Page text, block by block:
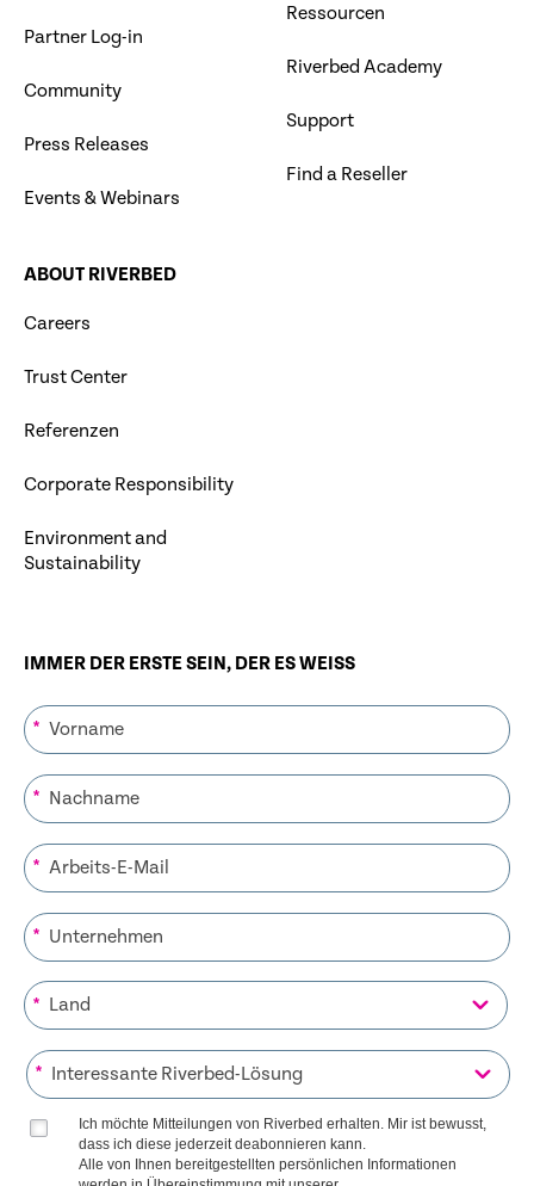
Partner Log-in
Community
Press Releases
Events & Webinars
Ressourcen
Riverbed Academy
Support
Find a Reseller
ABOUT RIVERBED
Careers
Trust Center
Referenzen
Corporate Responsibility
Environment and
Sustainability
IMMER DER ERSTE SEIN, DER ES WEISS
*
*
*
*
*
*
Ich möchte Mitteilungen von Riverbed erhalten. Mir ist bewusst,
dass ich diese jederzeit deabonnieren kann.
Alle von Ihnen bereitgestellten persönlichen Informationen